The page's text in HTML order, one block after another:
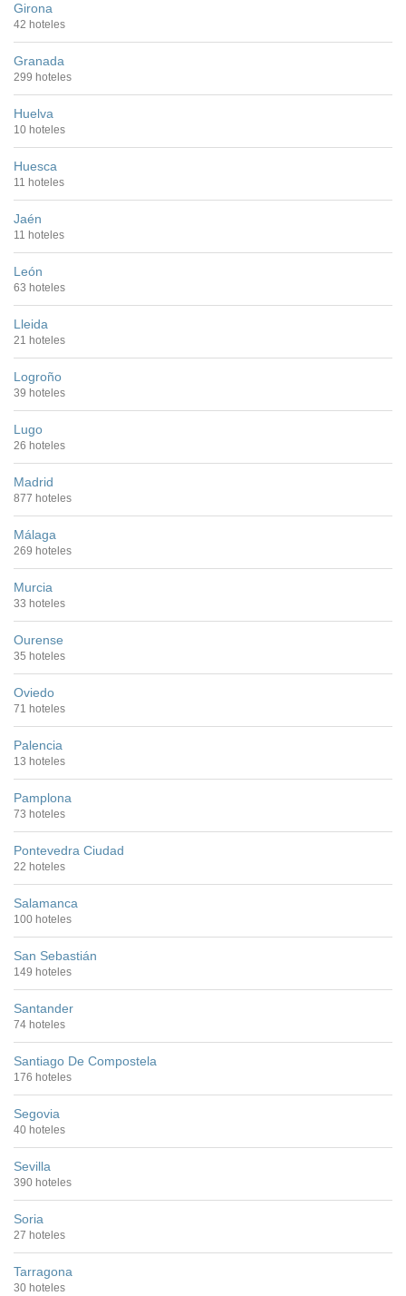
Girona
42 hoteles
Granada
299 hoteles
Huelva
10 hoteles
Huesca
11 hoteles
Jaén
11 hoteles
León
63 hoteles
Lleida
21 hoteles
Logroño
39 hoteles
Lugo
26 hoteles
Madrid
877 hoteles
Málaga
269 hoteles
Murcia
33 hoteles
Ourense
35 hoteles
Oviedo
71 hoteles
Palencia
13 hoteles
Pamplona
73 hoteles
Pontevedra Ciudad
22 hoteles
Salamanca
100 hoteles
San Sebastián
149 hoteles
Santander
74 hoteles
Santiago De Compostela
176 hoteles
Segovia
40 hoteles
Sevilla
390 hoteles
Soria
27 hoteles
Tarragona
30 hoteles